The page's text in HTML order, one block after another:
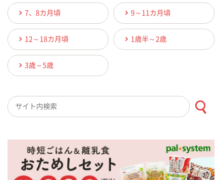
7、8カ月頃 9～11カ月頃
12～18カ月頃 1歳半～2歳
3歳～5歳
検索キーワード入力